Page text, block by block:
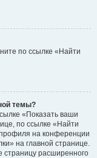
по ссылке «Найти
темы?
«Показать ваши
по ссылке «Найти
на конференции
на главной странице.
страницу расширенного